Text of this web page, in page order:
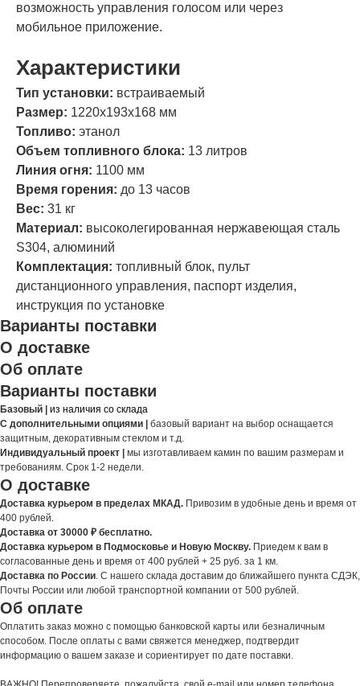
возможность управления голосом или через
мобильное приложение.
Характеристики
Тип установки: встраиваемый
Размер: 1220х193х168 мм
Топливо: этанол
Объем топливного блока: 13 литров
Линия огня: 1100 мм
Время горения: до 13 часов
Вес: 31 кг
Материал: высоколегированная нержавеющая сталь
S304, алюминий
Комплектация: топливный блок, пульт
дистанционного управления, паспорт изделия,
инструкция по установке
Варианты поставки
О доставке
Об оплате
Варианты поставки
Базовый | из наличия со склада
С дополнительными опциями | базовый вариант на выбор оснащается
защитным, декоративным стеклом и т.д.
Индивидуальный проект | мы изготавливаем камин по вашим размерам и
требованиям. Срок 1-2 недели.
О доставке
Доставка курьером в пределах МКАД. Привозим в удобные день и время от
400 рублей.
Доставка от 30000 ₽ бесплатно.
Доставка курьером в Подмосковье и Новую Москву. Приедем к вам в
согласованные день и время от 400 рублей + 25 руб. за 1 км.
Доставка по России. С нашего склада доставим до ближайшего пункта СДЭК,
Почты России или любой транспортной компании от 500 рублей.
Об оплате
Оплатить заказ можно с помощью банковской карты или безналичным
способом. После оплаты с вами свяжется менеджер, подтвердит
информацию о вашем заказе и сориентирует по дате поставки.